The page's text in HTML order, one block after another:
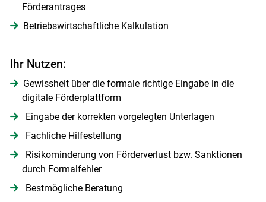
Förderantrages
Betriebswirtschaftliche Kalkulation
Ihr Nutzen:
Gewissheit über die formale richtige Eingabe in die
digitale Förderplattform
Eingabe der korrekten vorgelegten Unterlagen
Fachliche Hilfestellung
Risikominderung von Förderverlust bzw. Sanktionen
durch Formalfehler
Bestmögliche Beratung